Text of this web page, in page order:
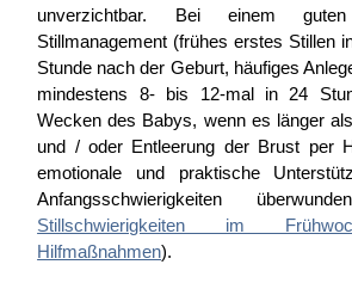
unverzichtbar. Bei einem guten
Stillmanagement (frühes erstes Stillen
Stunde nach der Geburt, häufiges
mindestens 8- bis 12-mal in 24
Wecken des Babys, wenn es länger
und / oder Entleerung der Brust per
emotionale und praktische
Anfangsschwierigkeiten
Stillschwierigkeiten im
Hilfmaßnahmen).